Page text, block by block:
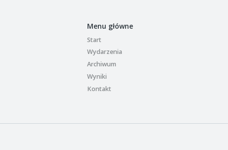
Menu główne
Start
Wydarzenia
Archiwum
Wyniki
Kontakt